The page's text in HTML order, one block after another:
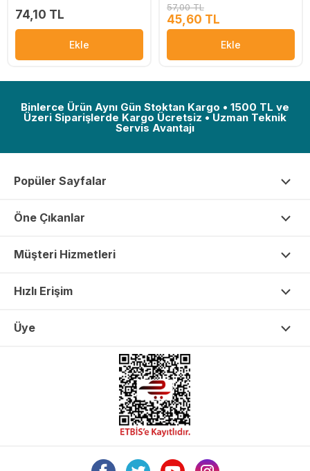
74,10 TL
Ekle
57,00 TL
45,60 TL
Ekle
Binlerce Ürün Aynı Gün Stoktan Kargo • 1500 TL ve
Üzeri Siparişlerde Kargo Ücretsiz • Uzman Teknik
Servis Avantajı
Popüler Sayfalar
Öne Çıkanlar
Müşteri Hizmetleri
Hızlı Erişim
Üye